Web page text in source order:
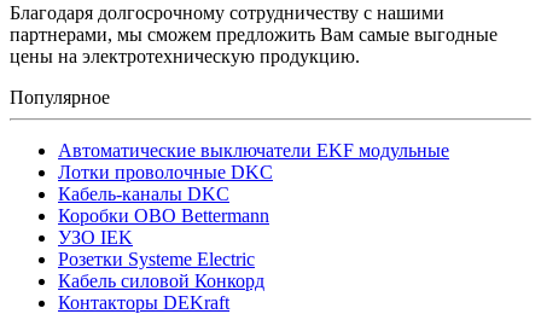
Благодаря долгосрочному сотрудничеству с нашими
партнерами, мы сможем предложить Вам самые выгодные
цены на электротехническую продукцию.
Популярное
Автоматические выключатели EKF модульные
Лотки проволочные DKC
Кабель-каналы DKC
Коробки OBO Bettermann
УЗО IEK
Розетки Systeme Electric
Кабель силовой Конкорд
Контакторы DEKraft